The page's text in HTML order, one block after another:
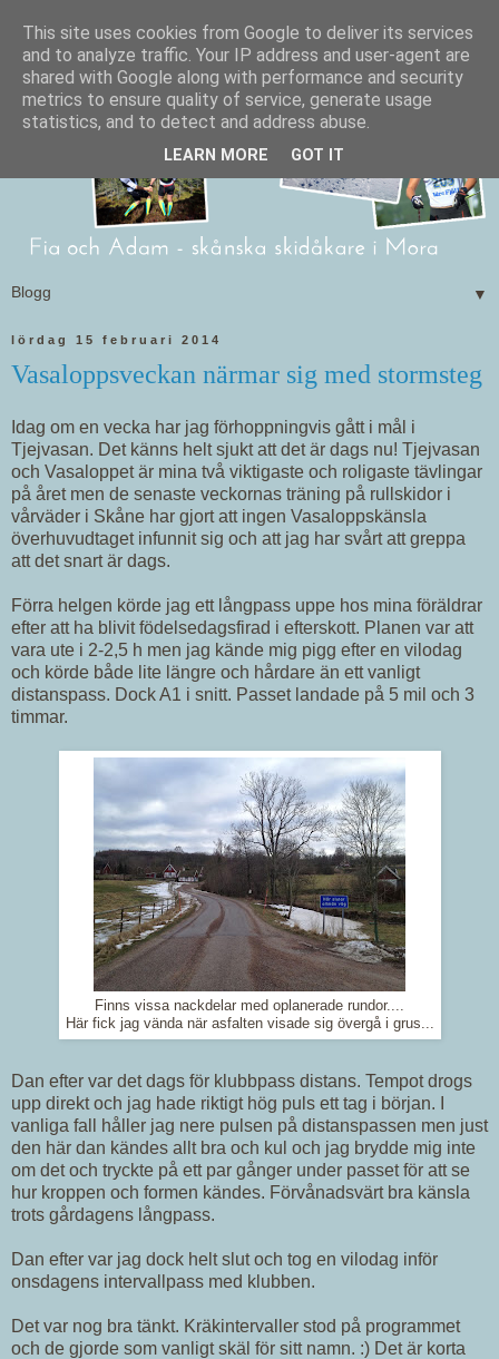
▼
lördag 15 februari 2014
Vasaloppsveckan närmar sig med stormsteg
Idag om en vecka har jag förhoppningvis gått i mål i
Tjejvasan. Det känns helt sjukt att det är dags nu! Tjejvasan
och Vasaloppet är mina två viktigaste och roligaste tävlingar
på året men de senaste veckornas träning på rullskidor i
vårväder i Skåne har gjort att ingen Vasaloppskänsla
överhuvudtaget infunnit sig och att jag har svårt att greppa
att det snart är dags.
Förra helgen körde jag ett långpass uppe hos mina föräldrar
efter att ha blivit födelsedagsfirad i efterskott. Planen var att
vara ute i 2-2,5 h men jag kände mig pigg efter en vilodag
och körde både lite längre och hårdare än ett vanligt
distanspass. Dock A1 i snitt. Passet landade på 5 mil och 3
timmar.
Finns vissa nackdelar med oplanerade rundor....
Här fick jag vända när asfalten visade sig övergå i grus...
Dan efter var det dags för klubbpass distans. Tempot drogs
upp direkt och jag hade riktigt hög puls ett tag i början. I
vanliga fall håller jag nere pulsen på distanspassen men just
den här dan kändes allt bra och kul och jag brydde mig inte
om det och tryckte på ett par gånger under passet för att se
hur kroppen och formen kändes. Förvånadsvärt bra känsla
trots gårdagens långpass.
Dan efter var jag dock helt slut och tog en vilodag inför
onsdagens intervallpass med klubben.
Det var nog bra tänkt. Kräkintervaller stod på programmet
och de gjorde som vanligt skäl för sitt namn. :) Det är korta
This site uses cookies from Google to deliver its services
and to analyze traffic. Your IP address and user-agent are
shared with Google along with performance and security
metrics to ensure quality of service, generate usage
statistics, and to detect and address abuse.
LEARN MORE GOT IT